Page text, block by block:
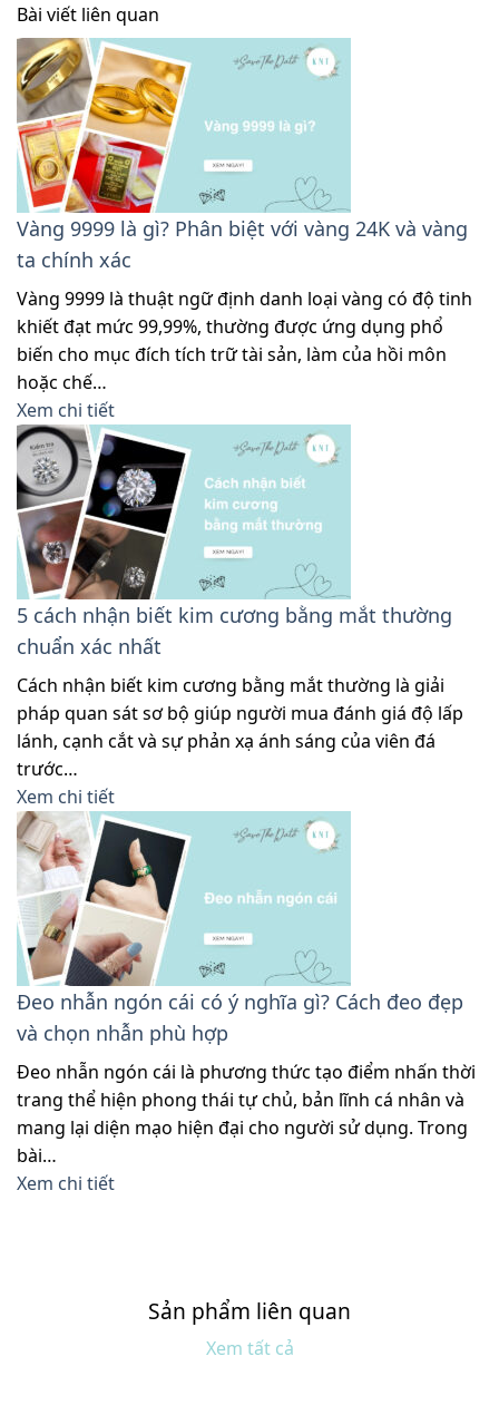
Bài viết liên quan
Vàng 9999 là gì? Phân biệt với vàng 24K và vàng
ta chính xác
Vàng 9999 là thuật ngữ định danh loại vàng có độ tinh
khiết đạt mức 99,99%, thường được ứng dụng phổ
biến cho mục đích tích trữ tài sản, làm của hồi môn
hoặc chế…
Xem chi tiết
5 cách nhận biết kim cương bằng mắt thường
chuẩn xác nhất
Cách nhận biết kim cương bằng mắt thường là giải
pháp quan sát sơ bộ giúp người mua đánh giá độ lấp
lánh, cạnh cắt và sự phản xạ ánh sáng của viên đá
trước…
Xem chi tiết
Đeo nhẫn ngón cái có ý nghĩa gì? Cách đeo đẹp
và chọn nhẫn phù hợp
Đeo nhẫn ngón cái là phương thức tạo điểm nhấn thời
trang thể hiện phong thái tự chủ, bản lĩnh cá nhân và
mang lại diện mạo hiện đại cho người sử dụng. Trong
bài…
Xem chi tiết
Sản phẩm liên quan
Xem tất cả